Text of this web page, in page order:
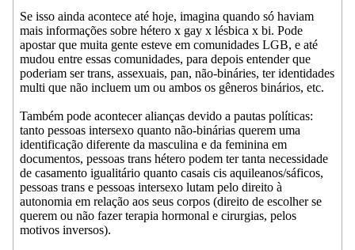
Se isso ainda acontece até hoje, imagina quando só haviam
mais informações sobre hétero x gay x lésbica x bi. Pode
apostar que muita gente esteve em comunidades LGB, e até
mudou entre essas comunidades, para depois entender que
poderiam ser trans, assexuais, pan, não-bináries, ter identidades
multi que não incluem um ou ambos os gêneros binários, etc.
Também pode acontecer alianças devido a pautas políticas:
tanto pessoas intersexo quanto não-binárias querem uma
identificação diferente da masculina e da feminina em
documentos, pessoas trans hétero podem ter tanta necessidade
de casamento igualitário quanto casais cis aquileanos/sáficos,
pessoas trans e pessoas intersexo lutam pelo direito à
autonomia em relação aos seus corpos (direito de escolher se
querem ou não fazer terapia hormonal e cirurgias, pelos
motivos inversos).